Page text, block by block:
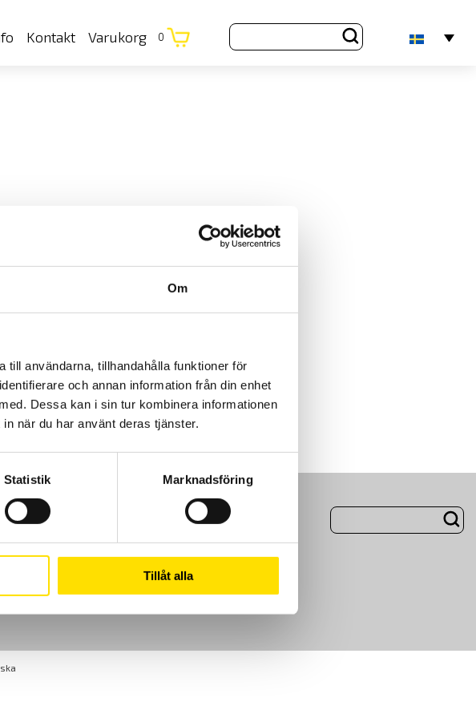
Om
till användarna, tillhandahålla funktioner för
och annan information från din enhet
Dessa kan i sin tur kombinera informationen
när du har använt deras tjänster.
Statistik Marknadsföring
Tillåt alla
Kontakt Varukorg 0
Kundundersökning
Om Oss
68 00